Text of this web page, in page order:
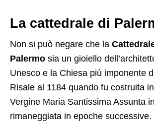
La cattedrale di
Non si può negare che la
Palermo sia un gioiello
Unesco e la Chiesa più imponente
Risale al 1184 quando fu costruita
Vergine Maria Santissima Assunta
rimaneggiata in epoche successive.